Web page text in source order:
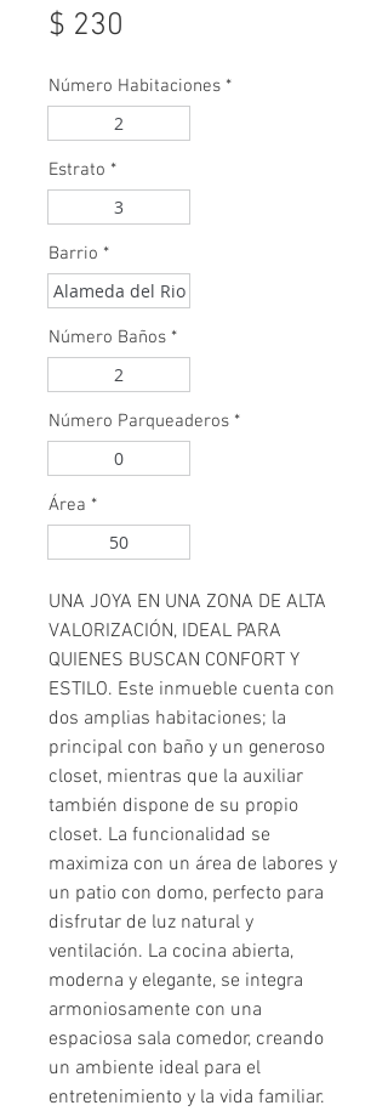
$ 230
Número Habitaciones *
2
Estrato *
3
Barrio *
Alameda del Rio
Número Baños *
2
Número Parqueaderos *
0
Área *
50
UNA JOYA EN UNA ZONA DE ALTA
VALORIZACIÓN, IDEAL PARA
QUIENES BUSCAN CONFORT Y
ESTILO. Este inmueble cuenta con
dos amplias habitaciones; la
principal con baño y un generoso
closet, mientras que la auxiliar
también dispone de su propio
closet. La funcionalidad se
maximiza con un área de labores y
un patio con domo, perfecto para
disfrutar de luz natural y
ventilación. La cocina abierta,
moderna y elegante, se integra
armoniosamente con una
espaciosa sala comedor, creando
un ambiente ideal para el
entretenimiento y la vida familiar.